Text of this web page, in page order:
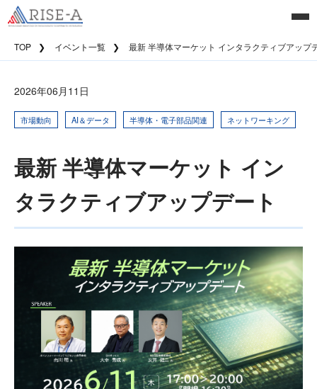
TOP イベント一覧 最新 半導体マーケット インタラクティブアップ
2026年06月11日
市場動向 AI＆データ 半導体・電子部品関連 ネットワーキング
最新 半導体マーケット イン
タラクティブアップデート